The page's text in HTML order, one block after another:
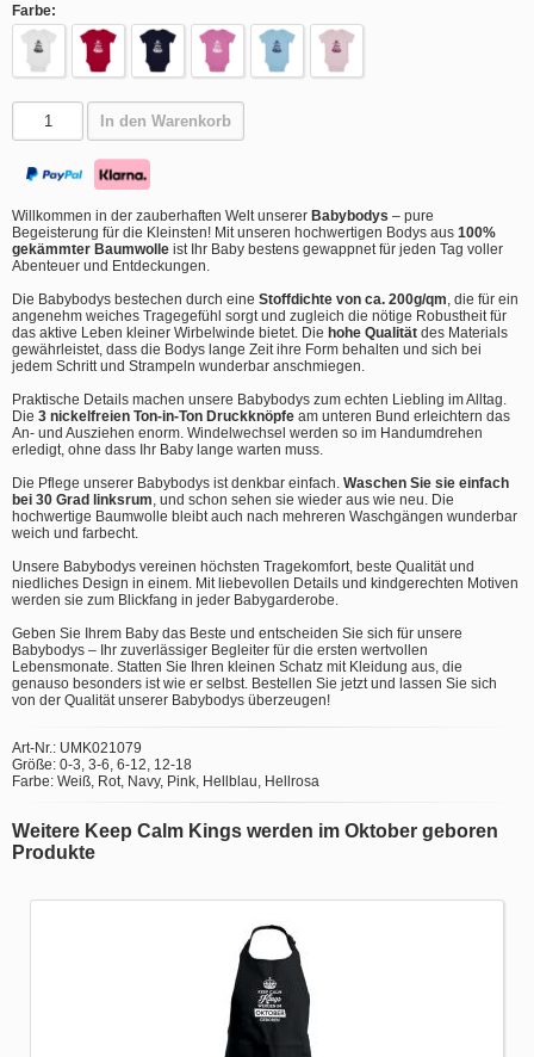
Farbe:
In den Warenkorb
Willkommen in der zauberhaften Welt unserer Babybodys – pure
Begeisterung für die Kleinsten! Mit unseren hochwertigen Bodys aus 100%
gekämmter Baumwolle ist Ihr Baby bestens gewappnet für jeden Tag voller
Abenteuer und Entdeckungen.
Die Babybodys bestechen durch eine Stoffdichte von ca. 200g/qm , die für ein
angenehm weiches Tragegefühl sorgt und zugleich die nötige Robustheit für
das aktive Leben kleiner Wirbelwinde bietet. Die hohe Qualität des Materials
gewährleistet, dass die Bodys lange Zeit ihre Form behalten und sich bei
jedem Schritt und Strampeln wunderbar anschmiegen.
Praktische Details machen unsere Babybodys zum echten Liebling im Alltag.
Die 3 nickelfreien Ton-in-Ton Druckknöpfe am unteren Bund erleichtern das
An- und Ausziehen enorm. Windelwechsel werden so im Handumdrehen
erledigt, ohne dass Ihr Baby lange warten muss.
Die Pflege unserer Babybodys ist denkbar einfach. Waschen Sie sie einfach
bei 30 Grad linksrum , und schon sehen sie wieder aus wie neu. Die
hochwertige Baumwolle bleibt auch nach mehreren Waschgängen wunderbar
weich und farbecht.
Unsere Babybodys vereinen höchsten Tragekomfort, beste Qualität und
niedliches Design in einem. Mit liebevollen Details und kindgerechten Motiven
werden sie zum Blickfang in jeder Babygarderobe.
Geben Sie Ihrem Baby das Beste und entscheiden Sie sich für unsere
Babybodys – Ihr zuverlässiger Begleiter für die ersten wertvollen
Lebensmonate. Statten Sie Ihren kleinen Schatz mit Kleidung aus, die
genauso besonders ist wie er selbst. Bestellen Sie jetzt und lassen Sie sich
von der Qualität unserer Babybodys überzeugen!
Art-Nr.: UMK021079
Größe: 0-3, 3-6, 6-12, 12-18
Farbe: Weiß, Rot, Navy, Pink, Hellblau, Hellrosa
Weitere Keep Calm Kings werden im Oktober geboren
Produkte